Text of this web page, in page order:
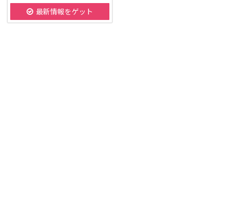
最新情報をゲット